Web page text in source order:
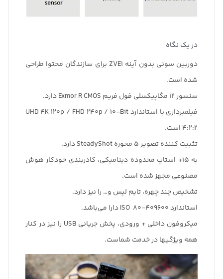
در یک نگاه
دوربین سونی بدون آینه ZVE1 برای سازندگان محتوا طراحی
شده است.
سنسور 12 مگاپیکسلی فول فریم Exmor R CMOS دارد.
فیلمبرداری با استاندارد UHD 4K 120p / FHD 240p / 10-Bit
4:2:2 است.
تثبیت کننده تصویر 5 محوره SteadyShot دارد.
به 15+ استاپ محدوده دینامیکی، کادربندی خودکار هوش
مصنوعی مجهز شده است.
تشخیص چند چهره، تایم لپس و… را نیز دارد.
استاندارد ISO 80-409600 دارا می‌باشد.
میکروفون داخلی + ورودی، پخش جریانی USB را نیز در کنار
همه ویژگیها در خدمت شماست.